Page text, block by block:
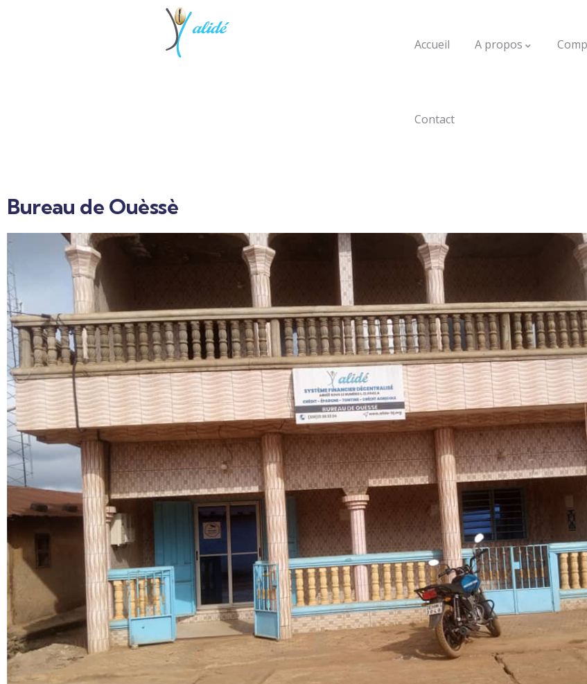
Accueil A propos
Contact
Bureau de Ouèssè